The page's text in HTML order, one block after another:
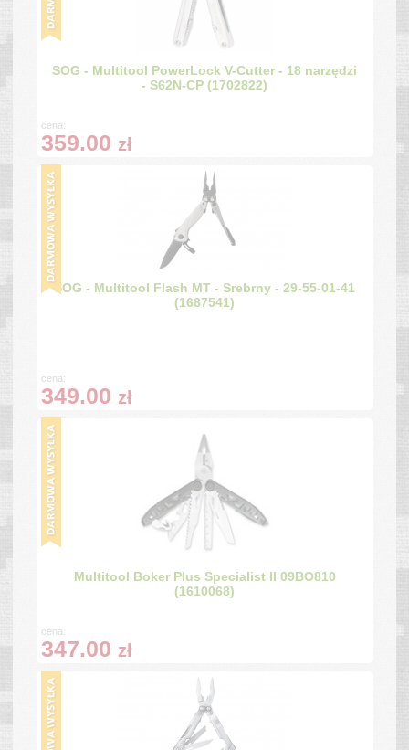
SOG - Multitool PowerLock V-Cutter - 18 narzędzi
- S62N-CP (1702822)
cena:
359.00 zł
SOG - Multitool Flash MT - Srebrny - 29-55-01-41
(1687541)
cena:
349.00 zł
Multitool Boker Plus Specialist II 09BO810
(1610068)
cena:
347.00 zł